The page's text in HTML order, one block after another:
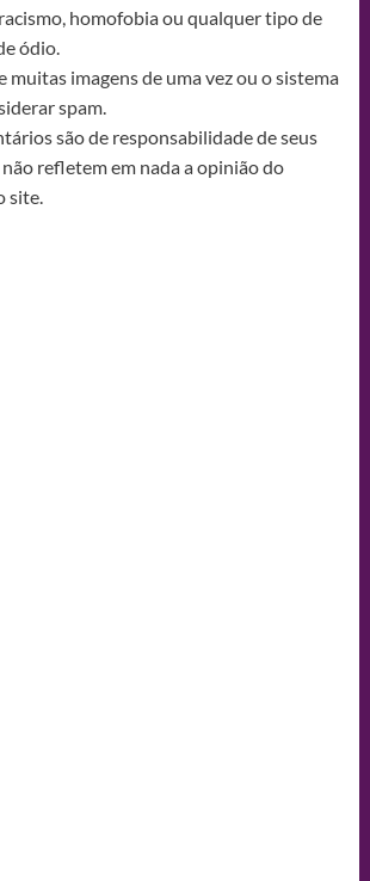
homofobia ou qualquer tipo de
ódio.
muitas imagens de uma vez ou o sistema
spam.
são de responsabilidade de seus
refletem em nada a opinião do
site.